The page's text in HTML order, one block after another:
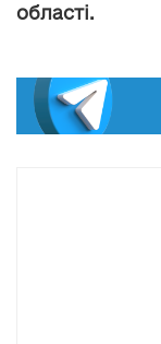
області.